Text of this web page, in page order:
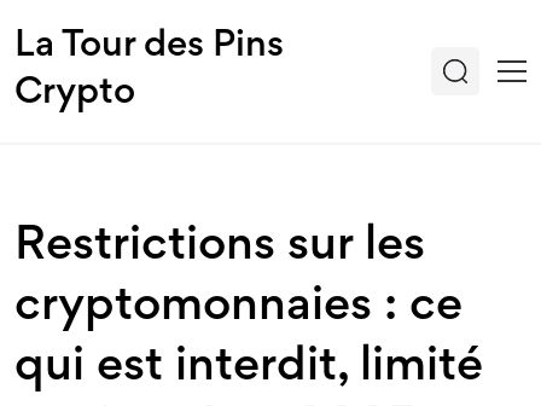
La Tour des Pins
Crypto
Restrictions sur les
cryptomonnaies : ce
qui est interdit, limité